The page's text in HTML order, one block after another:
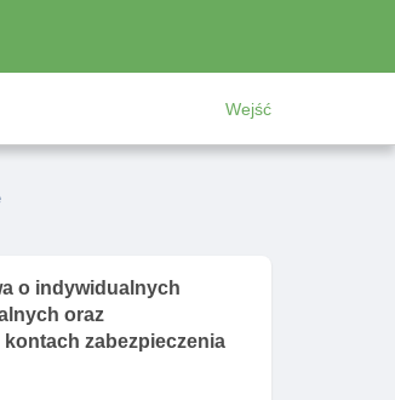
Wejść
o indywidualnych
oraz
zabezpieczenia
na ike lub ikze
o prowadzenie ike
zawarcia umowy o